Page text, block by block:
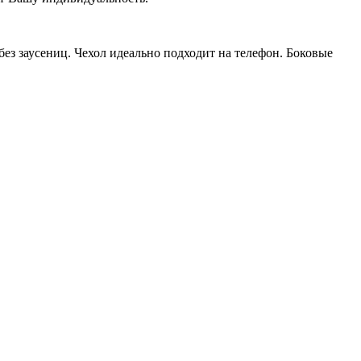
заусениц. Чехол идеально подходит на телефон. Боковые